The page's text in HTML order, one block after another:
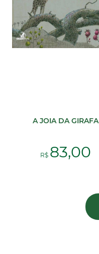
A JOIA DA GIRAFA
R$ 83,00